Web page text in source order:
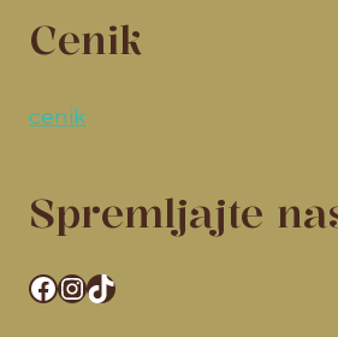
Cenik
cenik
Spremljajte
Facebook
Instagram
TikTok